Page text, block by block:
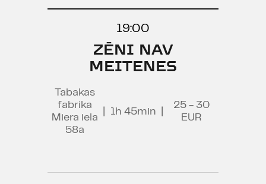
19:00
ZĒNI NAV
MEITENES
Tabakas
fabrika
Miera iela
58a
1h 45min
25 - 30
EUR